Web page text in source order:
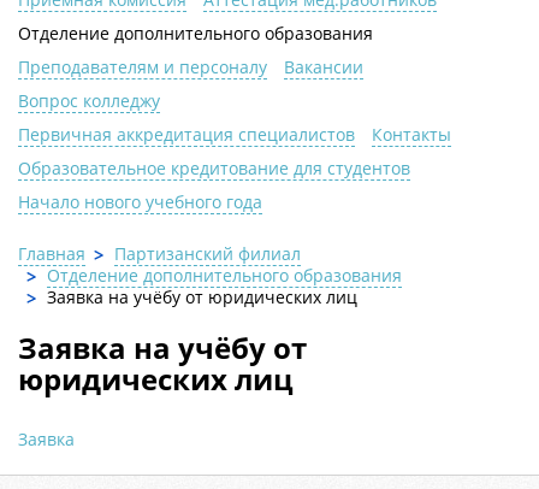
Отделение дополнительного образования
Преподавателям и персоналу
Вакансии
Вопрос колледжу
Первичная аккредитация специалистов
Контакты
Образовательное кредитование для студентов
Начало нового учебного года
Главная
Партизанский филиал
Отделение дополнительного образования
Заявка на учёбу от юридических лиц
Заявка на учёбу от
юридических лиц
Заявка